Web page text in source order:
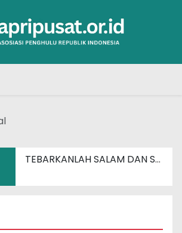
TEBARKANLAH SALAM DAN SENYUM SEBERAT APAPUN MASALAHMU